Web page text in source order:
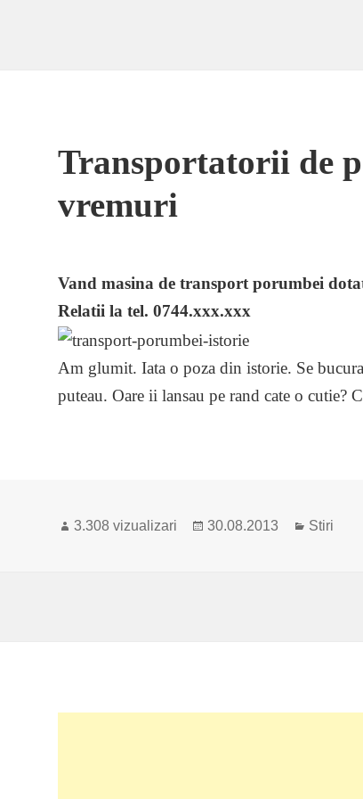
Transportatorii de
vremuri
Vand masina de transport porumbei
Relatii la tel. 0744.xxx.xxx
Am glumit. Iata o poza din istorie. Se
puteau. Oare ii lansau pe rand cate o cutie?
3.308 vizualizari
Publicat
30.08.2013 Stiri